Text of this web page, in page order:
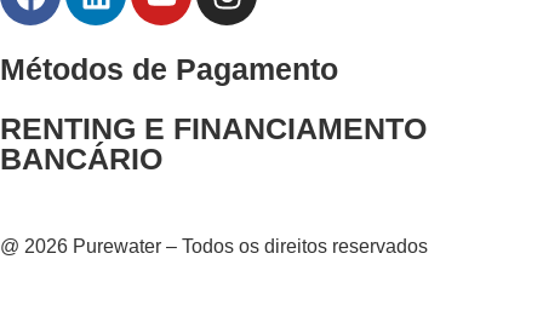
Métodos de Pagamento
RENTING E FINANCIAMENTO
BANCÁRIO
@ 2026 Purewater – Todos os direitos reservados